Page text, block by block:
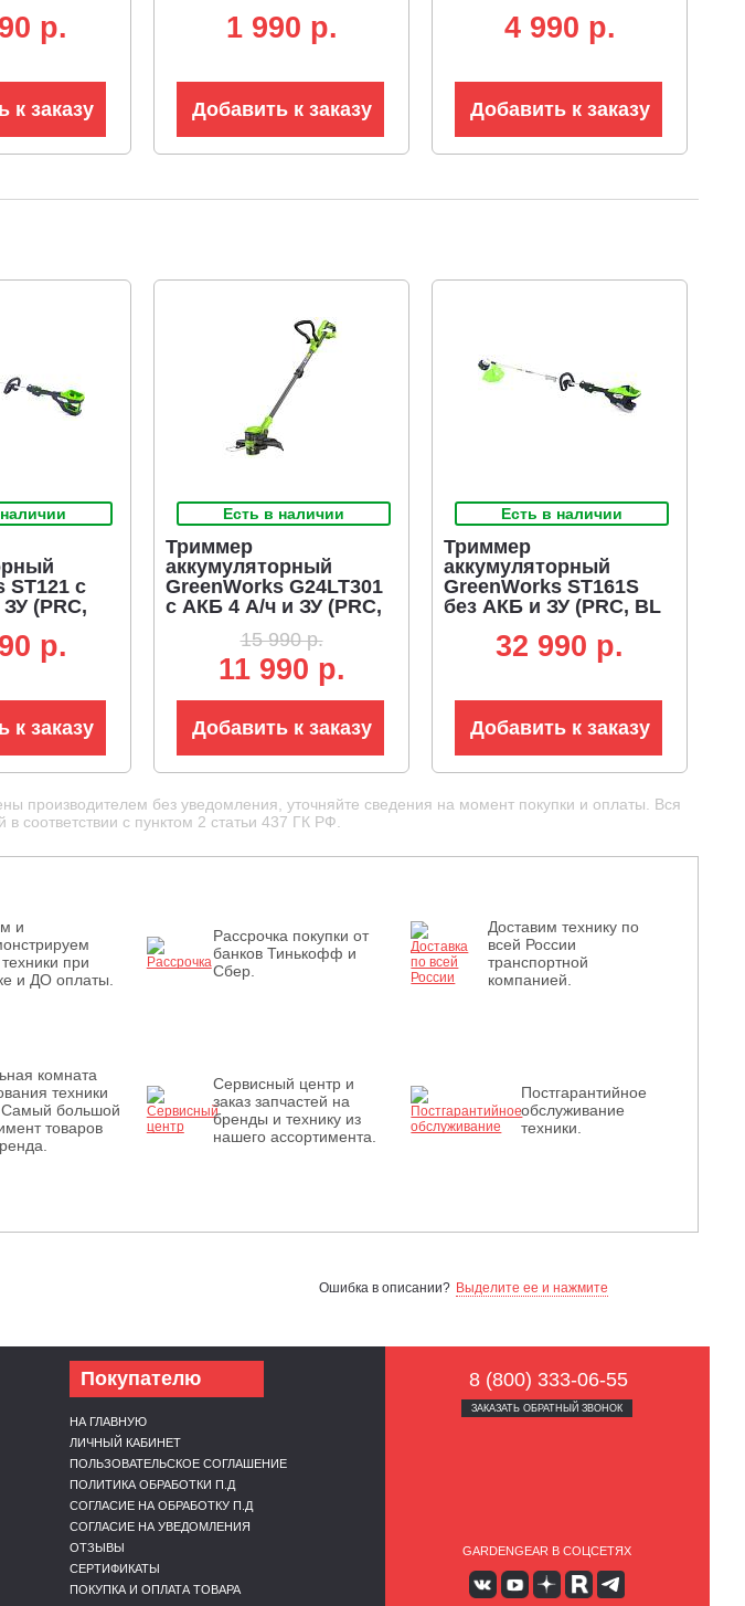
p.
к заказу
1 990 p.
Добавить к заказу
4 990 p.
Добавить к заказу
ST121 с
(PRC,
p.
к заказу
Есть в наличии
Триммер
аккумуляторный
GreenWorks G24LT301
с АКБ 4 А/ч и ЗУ (PRC,
один выход + пласт.
нож, телескопическая
штанга, 2.4 кг)
15 990 р.
11 990 р.
Добавить к заказу
Есть в наличии
Триммер
аккумуляторный
GreenWorks ST161S
без АКБ и ЗУ (PRC, BL
мм, D-рукоятка,
ремень, разъем, 5.7 кг)
32 990 p.
Добавить к заказу
производителем без уведомления, уточняйте сведения на момент покупки и оплаты. Вся
соответствии с пунктом 2 статьи 437 ГК РФ.
и
при
и ДО оплаты.
Рассрочка покупки от
банков Тинькофф и
Сбер.
Доставим технику по
всей России
транспортной
компанией.
комната
техники
Самый большой
товаров
Сервисный центр и
заказ запчастей на
бренды и технику из
нашего ассортимента.
Постгарантийное
обслуживание
техники.
Ошибка в описании? Выделите ее и нажмите
Покупателю
НА ГЛАВНУЮ
ЛИЧНЫЙ КАБИНЕТ
ПОЛЬЗОВАТЕЛЬСКОЕ СОГЛАШЕНИЕ
ПОЛИТИКА ОБРАБОТКИ П.Д
СОГЛАСИЕ НА ОБРАБОТКУ П.Д
СОГЛАСИЕ НА УВЕДОМЛЕНИЯ
ОТЗЫВЫ
СЕРТИФИКАТЫ
ПОКУПКА И ОПЛАТА ТОВАРА
8 (800) 333-06-55
ЗАКАЗАТЬ ОБРАТНЫЙ ЗВОНОК
GARDENGEAR В СОЦСЕТЯХ